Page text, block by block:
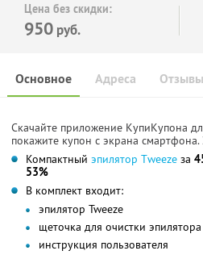
Цена без скидки:
950 руб.
Основное Отзывы
Адреса
Скачайте приложение КупиКупона
покажите купон с экрана
Компактный эпилятор Тweeze за
53%
В комплект входит:
эпилятор Tweeze
щеточка для очистки эпилятора
инструкция пользователя